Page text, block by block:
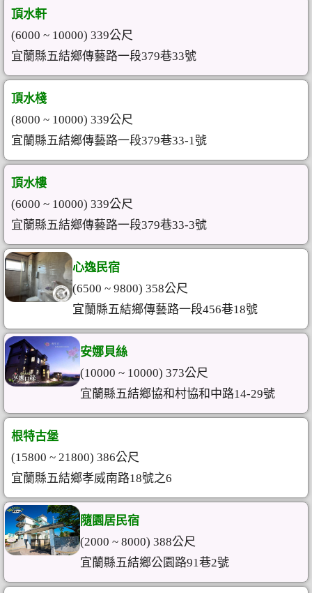
頂水軒
(6000 ~ 10000) 339公尺
宜蘭縣五結鄉傳藝路一段379巷33號
頂水棧
(8000 ~ 10000) 339公尺
宜蘭縣五結鄉傳藝路一段379巷33-1號
頂水樓
(6000 ~ 10000) 339公尺
宜蘭縣五結鄉傳藝路一段379巷33-3號
心逸民宿
(6500 ~ 9800) 358公尺
宜蘭縣五結鄉傳藝路一段456巷18號
安娜貝絲
(10000 ~ 10000) 373公尺
宜蘭縣五結鄉協和村協和中路14-29號
根特古堡
(15800 ~ 21800) 386公尺
宜蘭縣五結鄉孝威南路18號之6
隨園居民宿
(2000 ~ 8000) 388公尺
宜蘭縣五結鄉公園路91巷2號